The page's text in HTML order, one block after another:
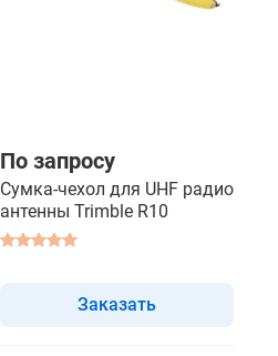
По запросу
Сумка-чехол для UHF радио
антенны Trimble R10
Заказать